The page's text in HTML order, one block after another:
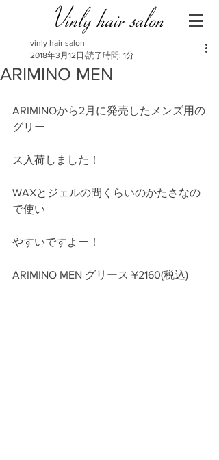
Vinly hair salon
ARIMINO MEN
vinly hair salon
2018年3月12日 読了時間: 1分
ARIMINOから2月に発売したメンズ用の
グリー
ス入荷しました！
WAXとジェルの間くらいのかたさなの
で使い
やすいですよー！
ARIMINO MEN グリース ¥2160(税込)